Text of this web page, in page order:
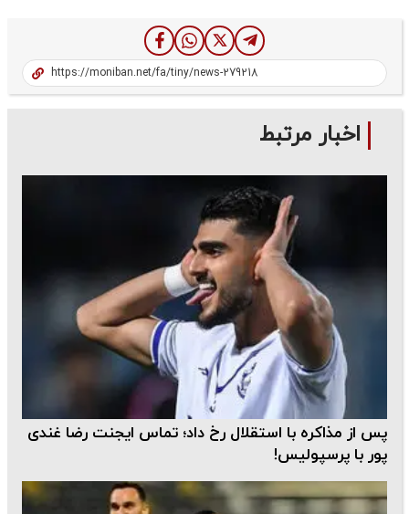
اخبار مرتبط
پس از مذاکره با استقلال رخ داد؛ تماس ایجنت رضا غندی
پور با پرسپولیس!